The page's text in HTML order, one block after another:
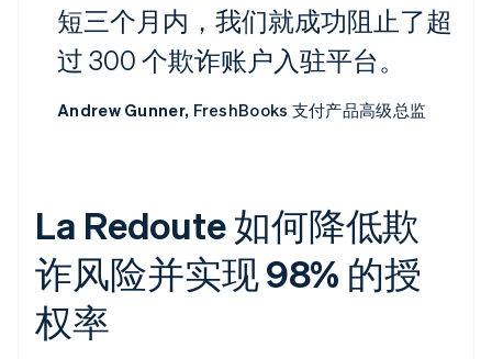
短三个月内，我们就成功阻止了超
过 300 个欺诈账户入驻平台。
Andrew Gunner, FreshBooks 支付产品高级总监
La Redoute 如何降低欺
诈风险并实现 98% 的授
权率